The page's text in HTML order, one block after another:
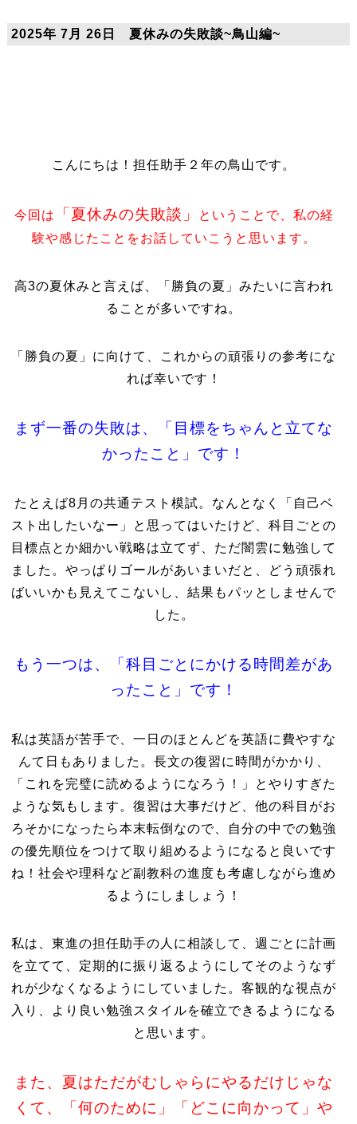
2025年 7月 26日 夏休みの失敗談~鳥山編~
こんにちは！担任助手２年の鳥山です。
今回は 「夏休みの失敗談」
ということで、私の経
験や感じたことをお話していこうと思います。
高3の夏休みと言えば、「勝負の夏」みたいに言われ
ることが多いですね。
「勝負の夏」に向けて、これからの頑張りの参考にな
れば幸いです！
まず一番の失敗は、「目標をちゃんと立てな
かったこと」です！
たとえば8月の共通テスト模試。なんとなく「自己ベ
スト出したいなー」と思ってはいたけど、科目ごとの
目標点とか細かい戦略は立てず、ただ闇雲に勉強して
ました。やっぱりゴールがあいまいだと、どう頑張れ
ばいいかも見えてこないし、結果もパッとしませんで
した。
もう一つは、「科目ごとにかける時間差があ
ったこと」です！
私は英語が苦手で、一日のほとんどを英語に費やすな
んて日もありました。長文の復習に時間がかかり、
「これを完璧に読めるようになろう！」とやりすぎた
ような気もします。復習は大事だけど、他の科目がお
ろそかになったら本末転倒なので、自分の中での勉強
の優先順位をつけて取り組めるようになると良いです
ね！社会や理科など副教科の進度も考慮しながら進め
るようにしましょう！
私は、東進の担任助手の人に相談して、週ごとに計画
を立てて、定期的に振り返るようにしてそのようなず
れが少なくなるようにしていました。客観的な視点が
入り、より良い勉強スタイルを確立できるようになる
と思います。
また、夏はただがむしゃらにやるだけじゃな
くて、「何のために」「どこに向かって」や